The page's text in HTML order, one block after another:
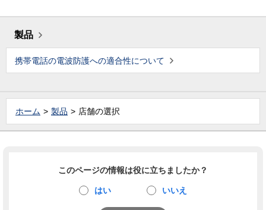
製品
携帯電話の電波防護への適合性について
ホーム 製品 店舗の選択
このページの情報は役に立ちましたか？
はい いいえ